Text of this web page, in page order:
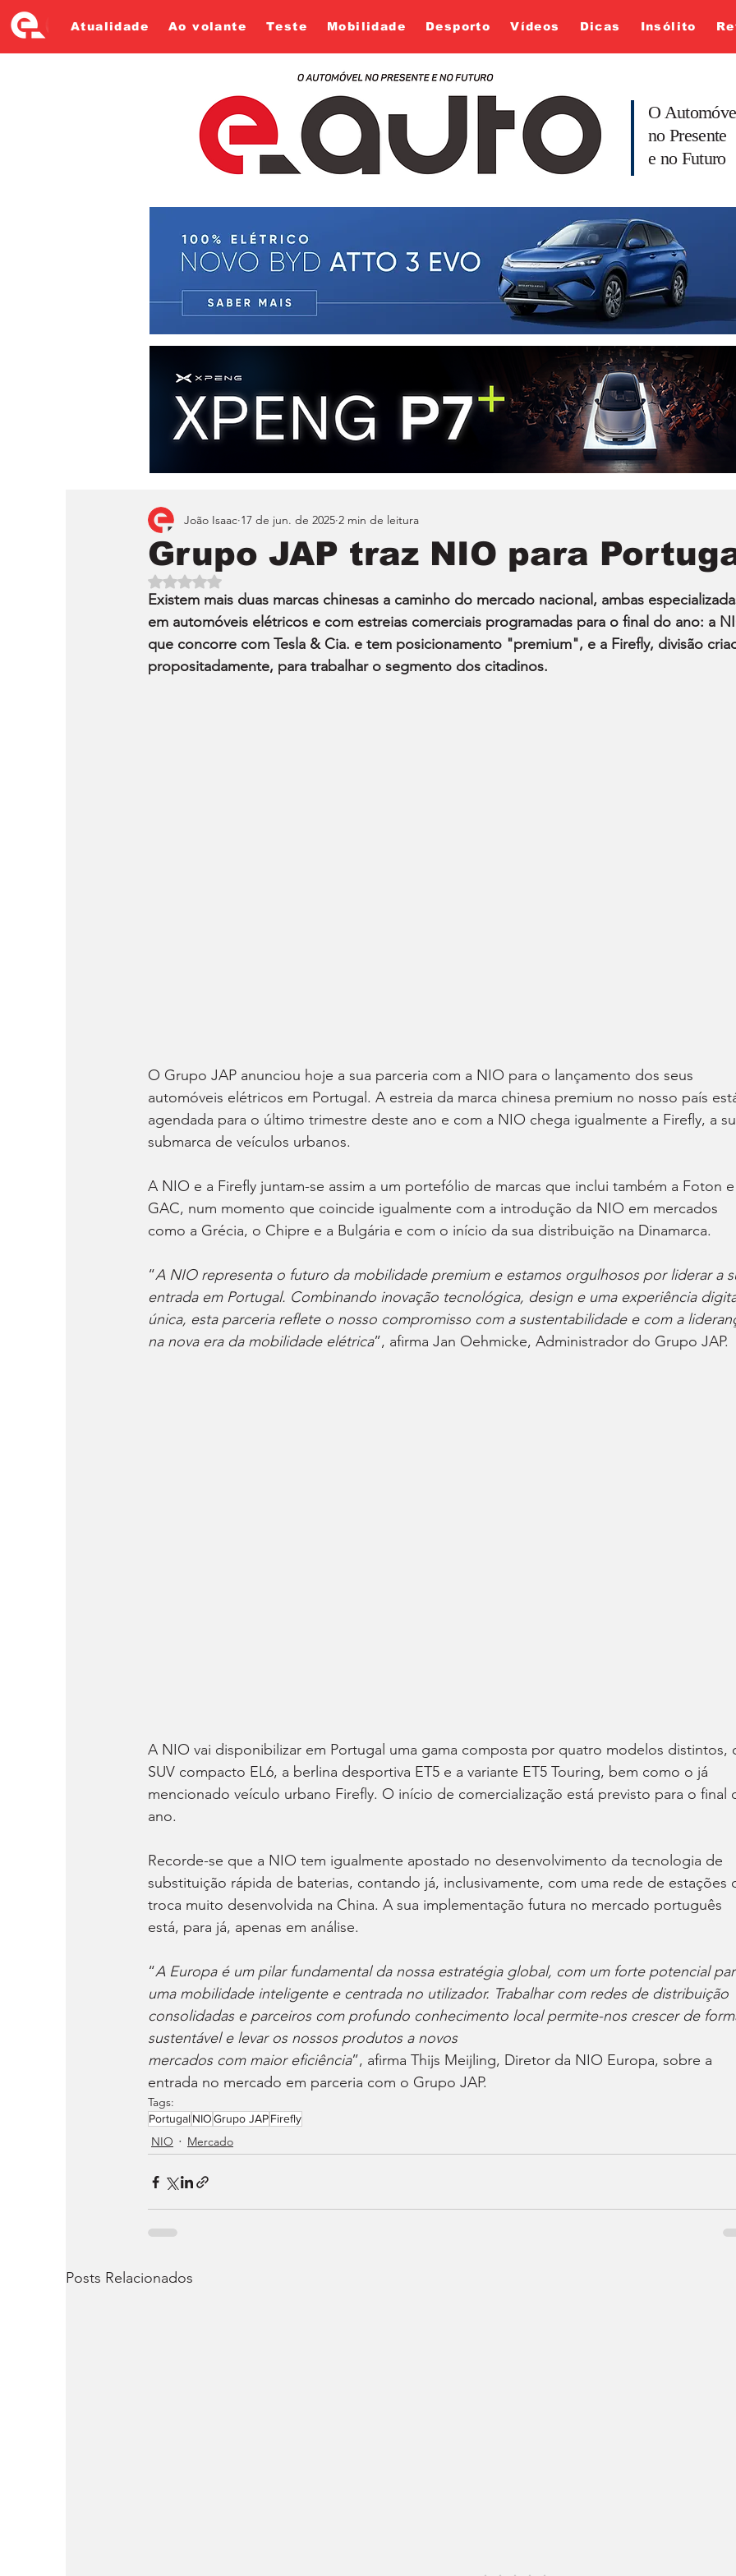
Atualidade Ao volante Teste Mobilidade Desporto Vídeos Dicas Insólito
O
no Presente
e no Futuro
Grupo JAP traz NIO para
João Isaac 17 de jun. de 2025 2 min de leitura
Avaliado com NaN de 5 estrelas.
Existem mais duas marcas chinesas a caminho do mercado nacional, ambas
em automóveis elétricos e com estreias comerciais programadas para o final do ano: a
que concorre com Tesla & Cia. e tem posicionamento "premium", e a Firefly, divisão
propositadamente, para trabalhar o segmento dos citadinos.
O Grupo JAP anunciou hoje a sua parceria com a NIO para o lançamento dos seus
automóveis elétricos em Portugal. A estreia da marca chinesa premium no nosso país
agendada para o último trimestre deste ano e com a NIO chega igualmente a Firefly, a
submarca de veículos urbanos.
A NIO e a Firefly juntam-se assim a um portefólio de marcas que inclui também a Foton
GAC, num momento que coincide igualmente com a introdução da NIO em mercados
como a Grécia, o Chipre e a Bulgária e com o início da sua distribuição na Dinamarca.
“A NIO representa o futuro da mobilidade premium e estamos orgulhosos por liderar a
entrada em Portugal. Combinando inovação tecnológica, design e uma experiência
única, esta parceria reflete o nosso compromisso com a sustentabilidade e com a
na nova era da mobilidade elétrica”, afirma Jan Oehmicke, Administrador do Grupo JAP.
A NIO vai disponibilizar em Portugal uma gama composta por quatro modelos distintos,
SUV compacto EL6, a berlina desportiva ET5 e a variante ET5 Touring, bem como o já
mencionado veículo urbano Firefly. O início de comercialização está previsto para o final
ano.
Recorde-se que a NIO tem igualmente apostado no desenvolvimento da tecnologia de
substituição rápida de baterias, contando já, inclusivamente, com uma rede de estações
troca muito desenvolvida na China. A sua implementação futura no mercado português
está, para já, apenas em análise.
“A Europa é um pilar fundamental da nossa estratégia global, com um forte potencial
uma mobilidade inteligente e centrada no utilizador. Trabalhar com redes de distribuição
consolidadas e parceiros com profundo conhecimento local permite-nos crescer de
sustentável e levar os nossos produtos a novos
mercados com maior eficiência”, afirma Thijs Meijling, Diretor da NIO Europa, sobre a
entrada no mercado em parceria com o Grupo JAP.
Tags:
Portugal NIOGrupo JAPFirefly
NIO Mercado
Posts Relacionados